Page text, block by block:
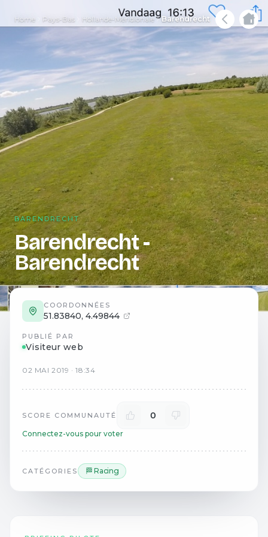
Home Pays-Bas Hollande-Méridionale Barendrecht
BARENDRECHT
Barendrecht -
Barendrecht
COORDONNÉES
51.83840, 4.49844
PUBLIÉ PAR
Visiteur web
02 MAI 2019 ·18:34
SCORE COMMUNAUTÉ 0
Connectez-vous pour voter
CATÉGORIES 🏁 Racing